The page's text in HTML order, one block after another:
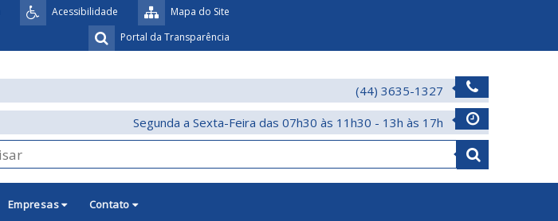
Mapa do Site
Acessibilidade
Portal da Transparência
(44) 3635-1327
Segunda a Sexta-Feira das 07h30 às 11h30 - 13h às 17h
Empresas Contato